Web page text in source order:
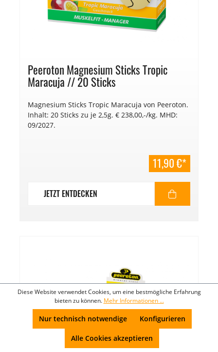
Peeroton Magnesium Sticks Tropic
Maracuja // 20 Sticks
Magnesium Sticks Tropic Maracuja von Peeroton.
Inhalt: 20 Sticks zu je 2,5g. € 238,00,-/kg. MHD:
09/2027.
11,90 €*
JETZT ENTDECKEN
Diese Website verwendet Cookies, um eine bestmögliche Erfahrung
bieten zu können. Mehr Informationen ...
Nur technisch notwendige Konfigurieren
Alle Cookies akzeptieren